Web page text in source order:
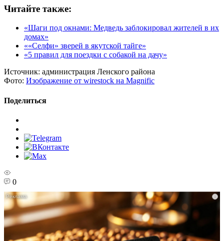
Читайте также:
«Шаги под окнами: Медведь заблокировал жителей в их
домах»
««Селфи» зверей в якутской тайге»
«5 правил для поездки с собакой на дачу»
Источник: администрация Ленского района
Фото: Изображение от wirestock на Magnific
Поделиться
0
i